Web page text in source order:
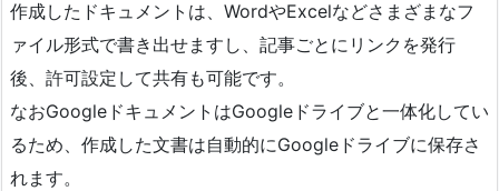
作成したドキュメントは、WordやExcelなどさまざまなフ
ァイル形式で書き出せますし、記事ごとにリンクを発行
後、許可設定して共有も可能です。
なおGoogleドキュメントはGoogleドライブと一体化してい
るため、作成した文書は自動的にGoogleドライブに保存さ
れます。